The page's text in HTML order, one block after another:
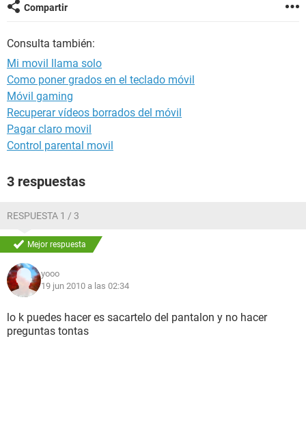
Compartir
Consulta también:
Mi movil llama solo
Como poner grados en el teclado móvil
Móvil gaming
Recuperar vídeos borrados del móvil
Pagar claro movil
Control parental movil
3 respuestas
RESPUESTA 1 / 3
Mejor respuesta
yooo
19 jun 2010 a las 02:34
lo k puedes hacer es sacartelo del pantalon y no hacer
preguntas tontas